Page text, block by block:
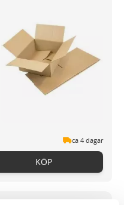
ca 4 dagar
KÖP